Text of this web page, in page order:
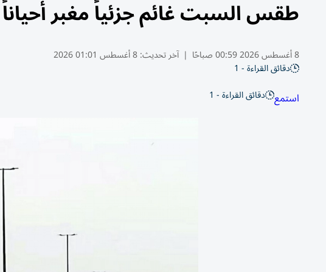
طقس السبت غائم جزئياً مغبر
8 أغسطس 2026 00:59 صباحًا | آخر تحديث:8 أغسطس 01:01 2026
دقائق القراءة - 1
استمع دقائق القراءة - 1